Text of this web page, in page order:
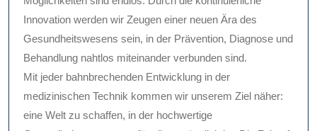
Innovation werden wir Zeugen einer neuen Ära des
Gesundheitswesens sein, in der Prävention, Diagnose und
Behandlung nahtlos miteinander verbunden sind.
Mit jeder bahnbrechenden Entwicklung in der
medizinischen Technik kommen wir unserem Ziel näher:
eine Welt zu schaffen, in der hochwertige